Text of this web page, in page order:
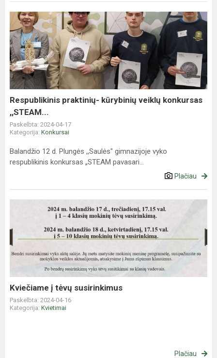
Respublikinis
praktinių-
kūrybinių
veiklų
konkursas
,,STEAM...
Respublikinis praktinių- kūrybinių veiklų konkursas
,,STEAM...
Paskelbta: 2024-04-17
Kategorija: Konkursai
Balandžio 12 d. Plungės ,,Saulės" gimnazijoje vyko
respublikinis konkursas „STEAM pavasari...
Plačiau
tėvų
susirinkimus
Kviečiame į tėvų susirinkimus
Paskelbta: 2024-04-16
Kategorija: Kvietimai
Plačiau